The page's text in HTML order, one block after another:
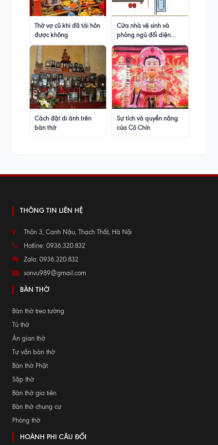
Thờ vợ cũ khi đã tái hôn
được không
Cửa nhà vệ sinh và
phòng ngủ đối diện
nhau
Cách đặt di ảnh trên
bàn thờ
Sự tích và quyền năng
của Cô Chín
THÔNG TIN LIÊN HỆ
Thôn 3, Canh Nậu, Thạch Thất, Hà Nội
Hotline: 0936.320.832
Zalo: 0936.320.832
sonvu989@gmail.com
BÀN THỜ
Bàn thờ treo tường
Tủ thờ
Án gian thờ
Tư vấn bàn thờ
Bàn thờ Phật
Sập thờ
Bàn thờ gia tiên
Bàn thờ chung cư
Phòng thờ
HOÀNH PHI CÂU ĐỐI